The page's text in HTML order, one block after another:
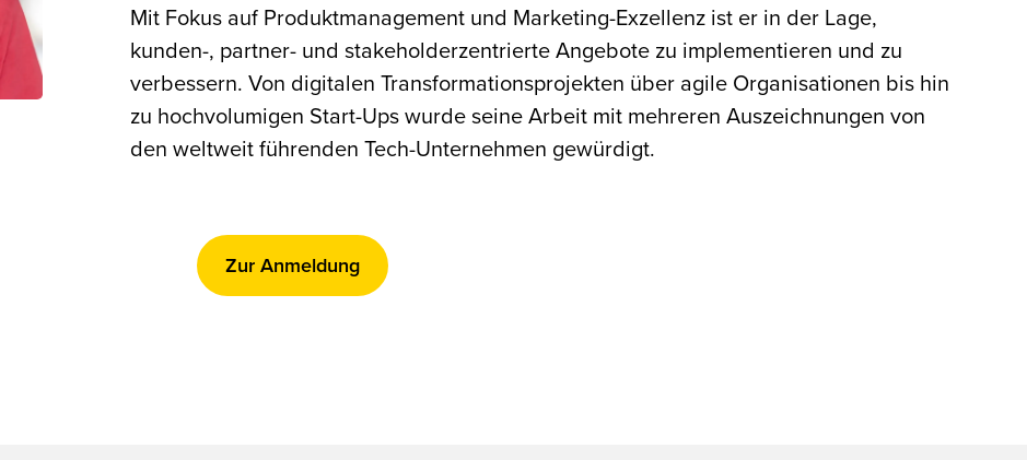
Mit Fokus auf Produktmanagement und Marketing-Exzellenz ist er in der Lage,
kunden-, partner- und stakeholderzentrierte Angebote zu implementieren und zu
verbessern. Von digitalen Transformationsprojekten über agile Organisationen bis hin
zu hochvolumigen Start-Ups wurde seine Arbeit mit mehreren Auszeichnungen von
den weltweit führenden Tech-Unternehmen gewürdigt.
Zur Anmeldung